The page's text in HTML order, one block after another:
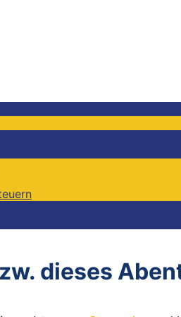
dieses